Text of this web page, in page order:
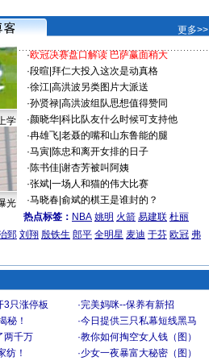
更多>>
学
光
·欧冠决赛盘口解读 巴萨赢面稍大
·段暄 拜仁大投入这次是动真格
·徐江| 高洪波另类图片大派送
·孙贤禄| 高洪波组队思想值得赞同
·颜晓华| 科比队友什么时候可支持他
·冉雄飞| 老聂的嘴和山东鲁能的腿
·马寅| 陈忠和离开女排的日子
·陈书佳| 谢杏芳被叫阿姨
·张斌| 一场人和猫的伟大比赛
·马晓春| 俞斌的棋王是谁封的？
热点标签： NBA 姚明 火箭 易建联 杜丽
郅 刘翔 殷铁生 郎平 全明星 麦迪 于芬 欧冠 弗
3只涨停板 ·完美妈咪--保养有新招
秘！
·今日提供三只私幕短线黑马
两千万
·教你如何掏空女人钱（图）
纺！
·少女一夜暴富大秘密（图）